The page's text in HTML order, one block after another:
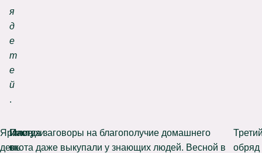
я
д
е
т
е
й
.
Ярилин
день
Пастухи
в
Иногда заговоры на благополучие домашнего
скота даже выкупали у знающих людей. Весной в
обряд